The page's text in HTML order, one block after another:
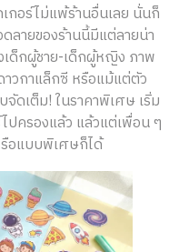
กอร์ไม่แพ้ร้านอื่นเลย นั่นก็
ลายของร้านนี้มีแต่ลายน่า
เด็กผู้ชาย-เด็กผู้หญิง ภาพ
วกาแล็กซี หรือแม้แต่ตัว
ดเต็ม! ในราคาพิเศษ เริ่ม
ครองแล้ว แล้วแต่เพื่อน ๆ
รือแบบพิเศษก็ได้